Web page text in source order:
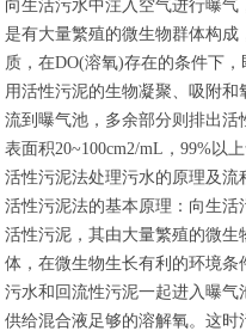
向生活污水中注入空气进行曝
是有大量繁殖的微生物群体构
质，在DO(溶氧)存在的条件下
用活性污泥的生物凝聚、吸附
流到曝气池，多余部分则排出
表面积20~100cm2/mL，99%以上
活性污泥法处理污水的原理及流
活性污泥法的基本原理：向生
活性污泥，其由大量繁殖的微
体，在微生物生长有利的环境
污水和回流性污泥一起进入曝
供给混合液足够的溶解氧。这